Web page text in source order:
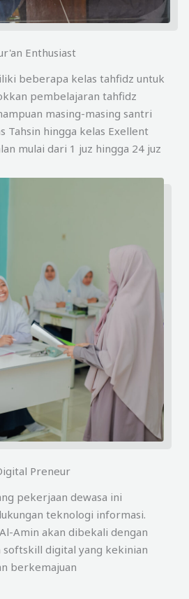
Enthusiast
beberapa kelas tahfidz untuk
pembelajaran tahfidz
masing-masing santri
Tahsin hingga kelas Exellent
mulai dari 1 juz hingga 24 juz
Preneur
pekerjaan dewasa ini
teknologi informasi.
Amin akan dibekali dengan
digital yang kekinian
berkemajuan